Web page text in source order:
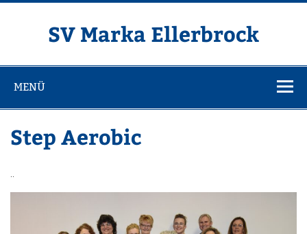
Zum
SV Marka Ellerbrock
MENÜ
Step Aerobic
..